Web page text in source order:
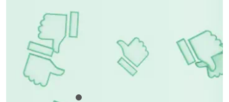
Cibercafés
Clínicas de Belleza